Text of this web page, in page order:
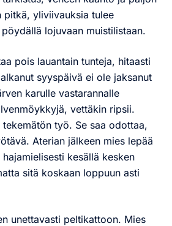
pitkä, yliviivauksia tulee
lojuvaan muistilistaan.
pois lauantain tunteja, hitaasti
syyspäivä ei ole jaksanut
karulle vastarannalle
vettäkin ripsii.
työ. Se saa odottaa,
Aterian jälkeen mies lepää
kesällä kesken
sitä koskaan loppuun asti
unettavasti peltikattoon. Mies